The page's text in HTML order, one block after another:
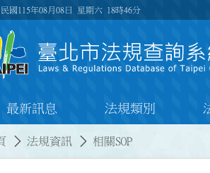
民國115年08月08日 星期六 18時46分
最新訊息 法規類別
法規資訊 相關SOP